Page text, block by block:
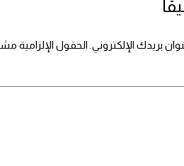
بريدك الإلكتروني. الحقول الإلزامية